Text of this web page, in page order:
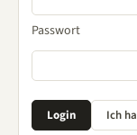
Passwort